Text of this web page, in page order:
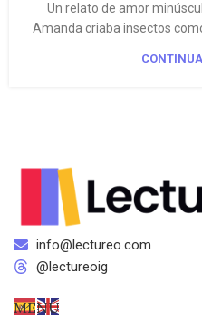
Un relato de amor
Amanda criaba insectos
info@lectureo.com
@lectureoig
MENÚ